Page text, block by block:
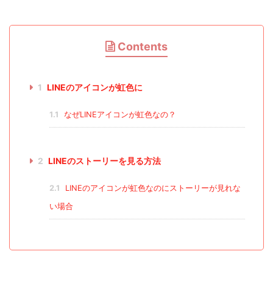
Contents
1 LINEのアイコンが虹色に
1.1 なぜLINEアイコンが虹色なの？
2 LINEのストーリーを見る方法
2.1
LINEのアイコンが虹色なのにストーリーが見れな
い場合